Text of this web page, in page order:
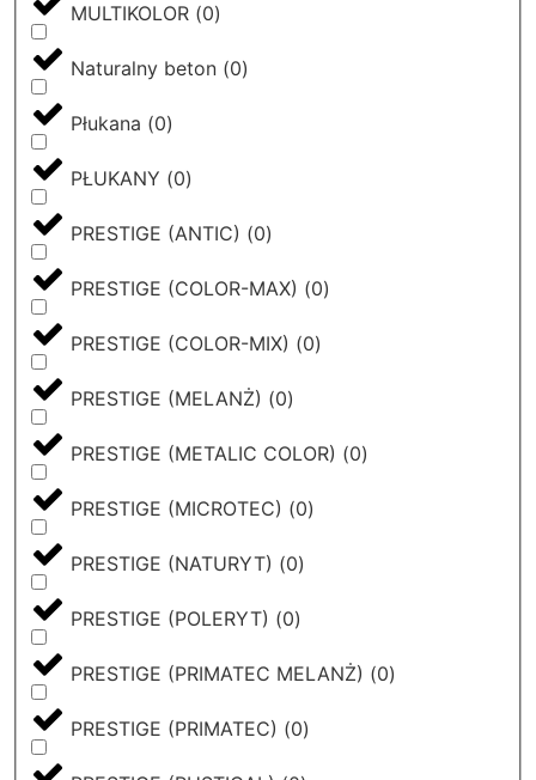
MULTIKOLOR (0)
Naturalny beton (0)
Płukana (0)
PŁUKANY (0)
PRESTIGE (ANTIC) (0)
PRESTIGE (COLOR-MAX) (0)
PRESTIGE (COLOR-MIX) (0)
PRESTIGE (MELANŻ) (0)
PRESTIGE (METALIC COLOR) (0)
PRESTIGE (MICROTEC) (0)
PRESTIGE (NATURYT) (0)
PRESTIGE (POLERYT) (0)
PRESTIGE (PRIMATEC MELANŻ) (0)
PRESTIGE (PRIMATEC) (0)